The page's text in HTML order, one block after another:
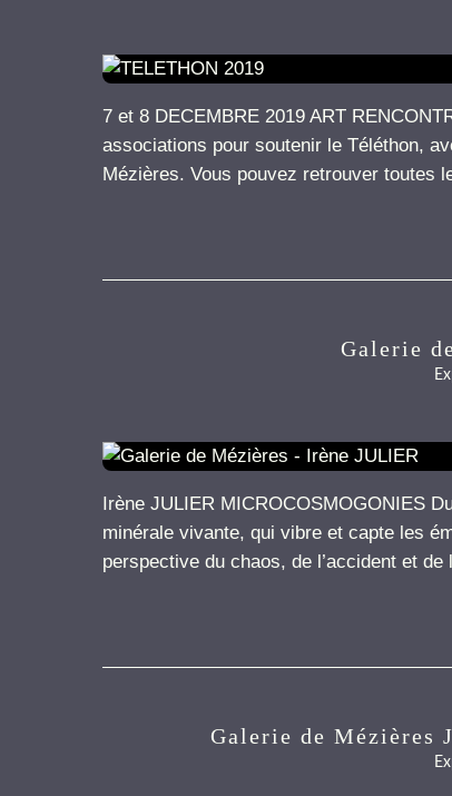
7 et 8 DECEMBRE 2019 ART
associations pour soutenir le Téléthon,
Mézières. Vous pouvez retrouver toutes
Galerie
Irène JULIER MICROCOSMOGONIES
minérale vivante, qui vibre et capte les
perspective du chaos, de l’accident et
Galerie de Mézières